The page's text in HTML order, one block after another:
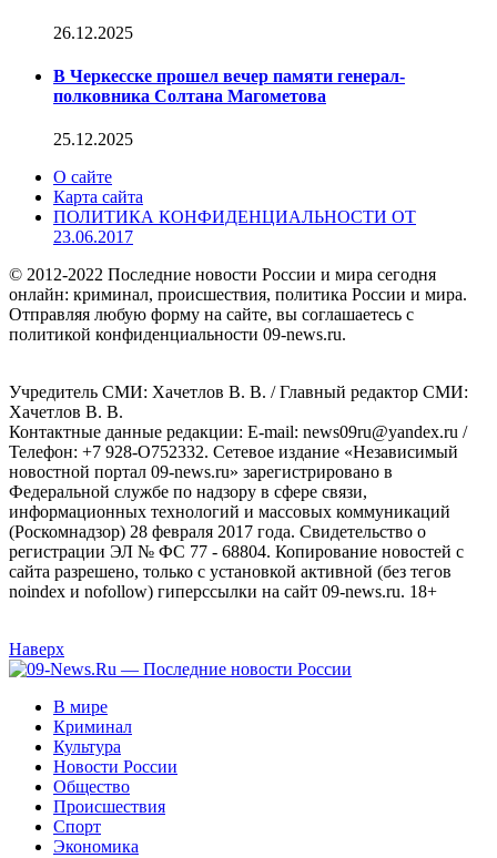
26.12.2025
В Черкесске прошел вечер памяти генерал-
полковника Солтана Магометова
25.12.2025
О сайте
Карта сайта
ПОЛИТИКА КОНФИДЕНЦИАЛЬНОСТИ ОТ
23.06.2017
© 2012-2022 Последние новости России и мира сегодня
онлайн: криминал, происшествия, политика России и мира.
Отправляя любую форму на сайте, вы соглашаетесь с
политикой конфиденциальности 09-news.ru.
Учредитель СМИ: Хaчeтлoв B. B. / Главный редактор СМИ:
Хaчeтлoв B. B.
Контактные данные редакции: E-mail: news09ru@yandex.ru /
Телефон: +7 928-O752332. Сетевое издание «Независимый
новостной портал 09-news.ru» зарегистрировано в
Федеральной службе по надзору в сфере связи,
информационных технологий и массовых коммуникаций
(Роскомнадзор) 28 февраля 2017 года. Свидетельство о
регистрации ЭЛ № ФС 77 - 68804. Копирование новостей с
сайта разрешено, только с установкой активной (без тегов
noindex и nofollow) гиперссылки на сайт 09-news.ru. 18+
Наверх
В мире
Криминал
Культура
Новости России
Общество
Происшествия
Спорт
Экономика